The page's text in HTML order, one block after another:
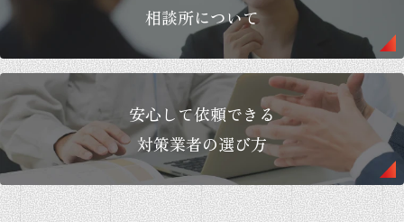
相談所について
安心して依頼できる
対策業者の選び方